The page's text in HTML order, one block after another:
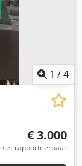
1 /4
€ 3.000
rapporteerbaar